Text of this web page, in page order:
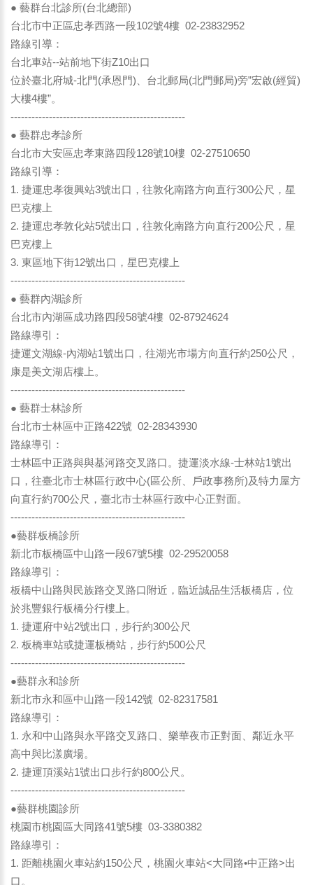
● 藝群台北診所(台北總部)
台北市中正區忠孝西路一段102號4樓 02-23832952
路線引導：
台北車站--站前地下街Z10出口
位於臺北府城-北門(承恩門)、台北郵局(北門郵局)旁”宏啟(經貿)
大樓4樓”。
--------------------------------------------------
● 藝群忠孝診所
台北市大安區忠孝東路四段128號10樓 02-27510650
路線引導：
1. 捷運忠孝復興站3號出口，往敦化南路方向直行300公尺，星
巴克樓上
2. 捷運忠孝敦化站5號出口，往敦化南路方向直行200公尺，星
巴克樓上
3. 東區地下街12號出口，星巴克樓上
--------------------------------------------------
● 藝群內湖診所
台北市內湖區成功路四段58號4樓 02-87924624
路線導引：
捷運文湖線-內湖站1號出口，往湖光市場方向直行約250公尺，
康是美文湖店樓上。
--------------------------------------------------
● 藝群士林診所
台北市士林區中正路422號 02-28343930
路線導引：
士林區中正路與與基河路交叉路口。捷運淡水線-士林站1號出
口，往臺北市士林區行政中心(區公所、戶政事務所)及特力屋方
向直行約700公尺，臺北市士林區行政中心正對面。
--------------------------------------------------
●藝群板橋診所
新北市板橋區中山路一段67號5樓 02-29520058
路線導引：
板橋中山路與民族路交叉路口附近，臨近誠品生活板橋店，位
於兆豐銀行板橋分行樓上。
1. 捷運府中站2號出口，步行約300公尺
2. 板橋車站或捷運板橋站，步行約500公尺
--------------------------------------------------
●藝群永和診所
新北市永和區中山路一段142號 02-82317581
路線導引：
1. 永和中山路與永平路交叉路口、樂華夜市正對面、鄰近永平
高中與比漾廣場。
2. 捷運頂溪站1號出口步行約800公尺。
--------------------------------------------------
●藝群桃園診所
桃園市桃園區大同路41號5樓 03-3380382
路線導引：
1. 距離桃園火車站約150公尺，桃園火車站<大同路•中正路>出
口。